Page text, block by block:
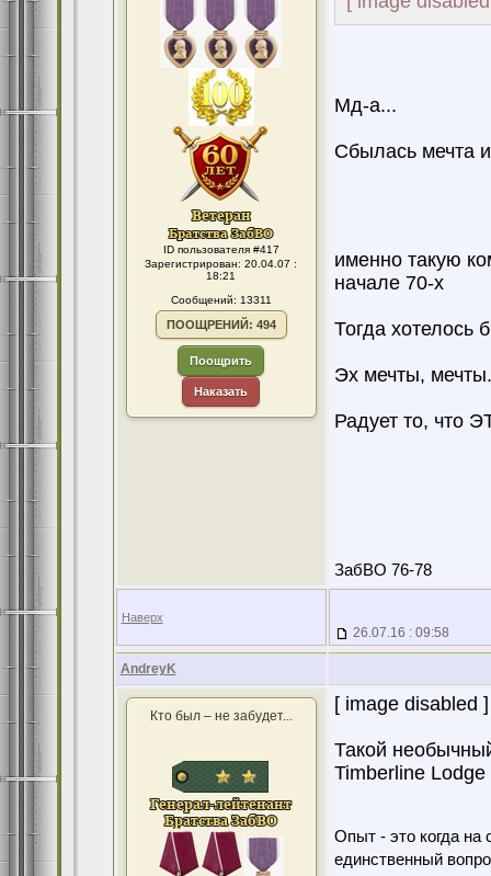
ID пользователя #417
Зарегистрирован: 20.04.07 :
18:21
Сообщений: 13311
ПООЩРЕНИЙ: 494
Поощрить
Наказать
Мд-а...
Сбылась мечта
именно такую
начале 70-х
Тогда хотелось
Эх мечты,
Радует то, что
ЗабВО 76-78
Наверх
26.07.16 : 09:58
AndreyK
Кто был – не забудет...
[ image disabled ]
Такой
Timberline Lodge
Опыт - это когда на
единственный